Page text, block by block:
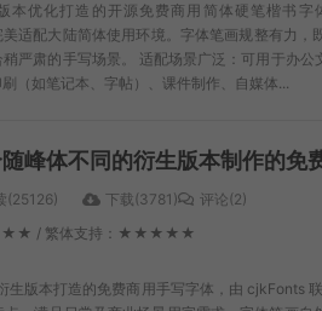
本优化打造的开源免费商用简体硬笔楷书
适配大陆简体使用环境。字体笔画规整有力，
严肃的手写场景。 适配场景广泛：可用于办
（如笔记本、字帖）、课件制作、自媒体...
峰体不同的衍生版本制作的免
(25126) 下载(3781) 评论(2)
/ 繁体支持：★★★★★
生版本打造的免费商用手写字体，由 cjkFonts